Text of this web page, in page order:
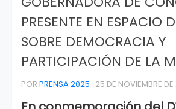
PRESENTE EN ESPACIO
SOBRE DEMOCRACIA Y
PARTICIPACIÓN DE LA
POR PRENSA 2025 · 25 DE NOVIEMBRE